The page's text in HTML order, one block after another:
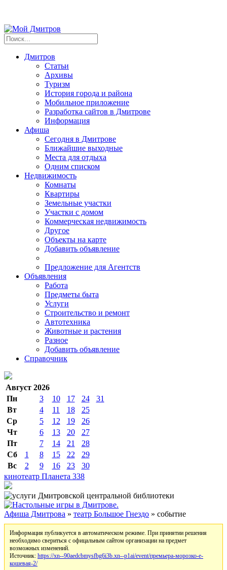
Дмитров
Статьи
Архивы
Туризм
История города и района
Мобильное приложение
Разработка сайтов в Дмитрове
Информация
Афиша
Сегодня в Дмитрове
Ближайшие выходные
Места для отдыха
Одним списком
Недвижимость
Комнаты
Квартиры
Земельные участки
Участки с домом
Коммерческая недвижимость
Другое
Объекты на карте
Добавить объявление
Предложение для Агентств
Объявления
Работа
Предметы быта
Услуги
Строительство и ремонт
Автотехника
Животные и растения
Разное
Добавить объявление
Справочник
Август 2026
Пн
3 10 17 24
31
Вт
4 11 18
25
Ср
5 12 19
26
Чт
6 13 20
27
Пт
7 14 21
28
Сб
1 8 15 22
29
Вс
2 9 16 23
30
кинотеатр Планета 338
Афиша Дмитрова » театр Большое Гнездо » событие
Информация публикуется в автоматическом режиме. При принятии решения
необходимо свериться с офицальным сайтом организации на предмет
возможных изменений.
Источник: https://xn--90aedcbmysfbg6i3b.xn--p1ai/event/премьера-морозко-е-
кошевая-2/